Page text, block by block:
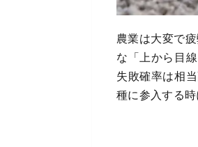
農業は大変で
な「上から目
失敗確率は相
種に参入する